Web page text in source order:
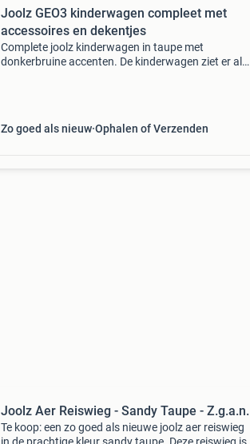
Joolz GEO3 kinderwagen compleet met
accessoires en dekentjes
Complete joolz kinderwagen in taupe met
donkerbruine accenten. De kinderwagen ziet er als
Zo goed als nieuw Ophalen of Verzenden
Joolz Aer Reiswieg - Sandy Taupe - Z.g.a.n.
Te koop: een zo goed als nieuwe joolz aer reiswieg